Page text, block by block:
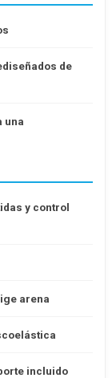
de
una
y control
arena
incluido